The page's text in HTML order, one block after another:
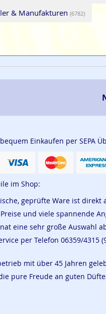
& Manufakturen (6782)
Einkaufen per SEPA
im Shop:
geprüfte Ware ist direkt
und viele spannende
eine sehr große Auswahl
per Telefon 06359/4315
mit über 45 Jahren
pure Freude an guten